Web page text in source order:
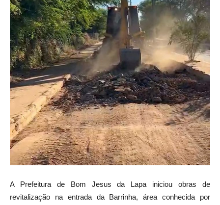
A Prefeitura de Bom Jesus da Lapa iniciou obras de
revitalização na entrada da Barrinha, área conhecida por